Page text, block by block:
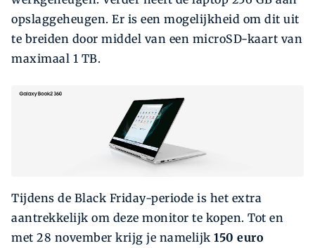
opslaggeheugen. Er is een mogelijkheid om dit uit
te breiden door middel van een microSD-kaart van
maximaal 1 TB.
Tijdens de Black Friday-periode is het extra
aantrekkelijk om deze monitor te kopen. Tot en
met 28 november krijg je namelijk 150 euro